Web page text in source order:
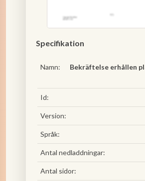
Specifikation
Namn:
Bekräftelse erhållen
Id:
Version:
Språk:
Antal nedladdningar:
Antal sidor: